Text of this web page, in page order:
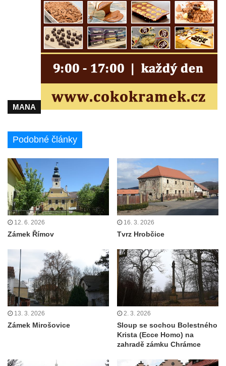
MANA
Podobné články
12. 6. 2026
Zámek Římov
16. 3. 2026
Tvrz Hrobčice
13. 3. 2026
Zámek Mirošovice
2. 3. 2026
Sloup se sochou Bolestného
Krista (Ecce Homo) na
zahradě zámku Chrámce